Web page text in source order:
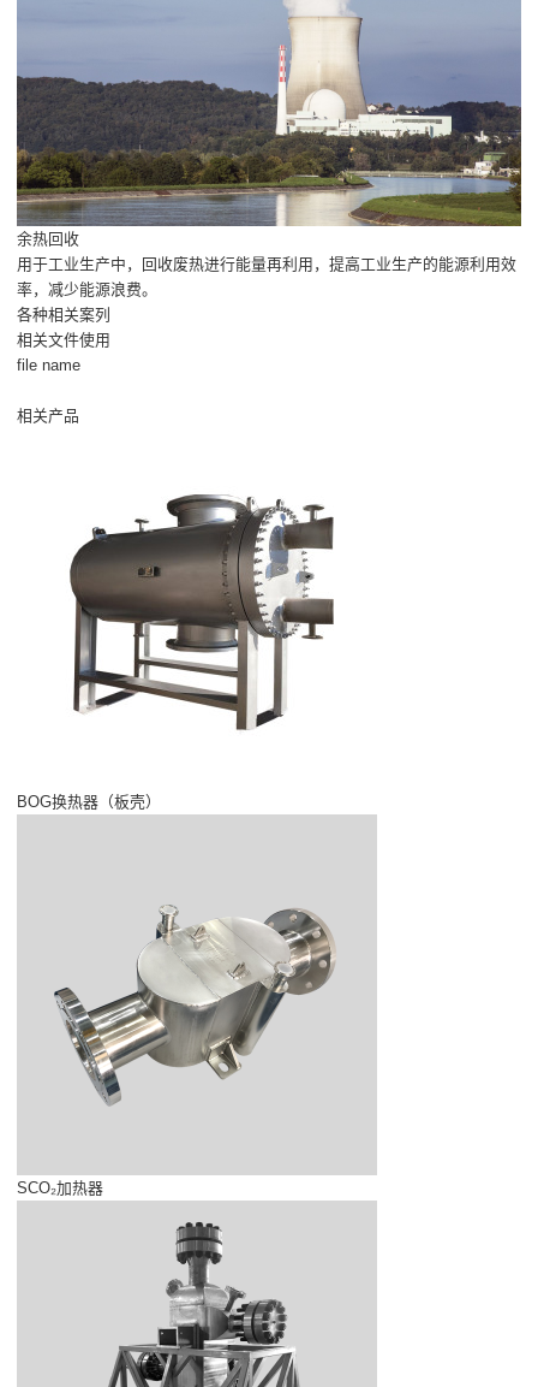
余热回收
用于工业生产中，回收废热进行能量再利用，提高工业生产的能源利用效
率，减少能源浪费。
各种相关案列
相关文件使用
file name
相关产品
BOG换热器（板壳）
SCO₂加热器